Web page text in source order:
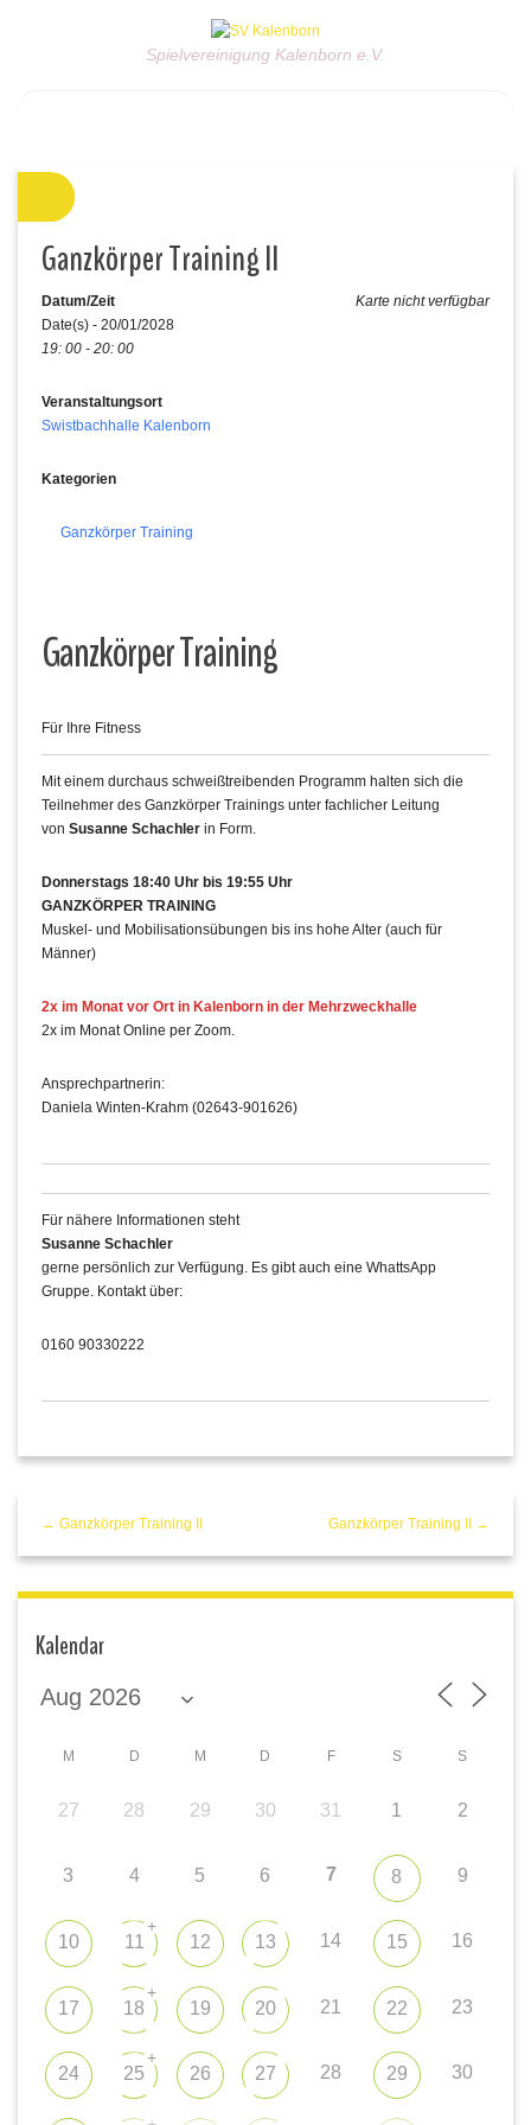
Spielvereinigung Kalenborn e.V.
Ganzkörper Training II
Karte nicht verfügbar
Datum/Zeit
Date(s) - 20/01/2028
19: 00 - 20: 00
Veranstaltungsort
Swistbachhalle Kalenborn
Kategorien
Ganzkörper Training
Ganzkörper Training
Für Ihre Fitness
Mit einem durchaus schweißtreibenden Programm halten sich die
Teilnehmer des Ganzkörper Trainings unter fachlicher Leitung
von Susanne Schachler in Form.
Donnerstags 18:40 Uhr bis 19:55 Uhr
GANZKÖRPER TRAINING
Muskel- und Mobilisationsübungen bis ins hohe Alter (auch für
Männer)
2x im Monat vor Ort in Kalenborn in der Mehrzweckhalle
2x im Monat Online per Zoom.
Ansprechpartnerin:
Daniela Winten-Krahm (02643-901626)
Für nähere Informationen steht
Susanne Schachler
gerne persönlich zur Verfügung. Es gibt auch eine WhattsApp
Gruppe. Kontakt über:
0160 90330222
← Ganzkörper Training II Ganzkörper Training II →
Kalendar
M D M D F S S
27 28 29 30 31 1 2
3 4 5 6 7 8 9
10 11
+
12 13 14 15 16
17 18
+
19 20 21 22 23
24 25
+
26 27 28 29 30